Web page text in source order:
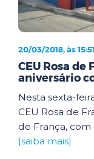
20/03/2018, às 15:51
CEU Rosa de
aniversário
Nesta sexta-
CEU Rosa de
de França, com
[saiba mais]